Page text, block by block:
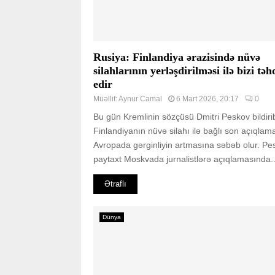
Rusiya: Finlandiya ərazisində nüvə
silahlarının yerləşdirilməsi ilə bizi
edir
Müəllif:Aynur Camal 6 Mart 2026, 20:17 0
Bu gün Kremlinin sözçüsü Dmitri Peskov
Finlandiyanın nüvə silahı ilə bağlı son
Avropada gərginliyin artmasına səbəb olur.
paytaxt Moskvada jurnalistlərə açıqlamasında...
Ətraflı
Dünya